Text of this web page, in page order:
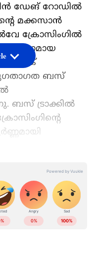
ഡേങ് റോഡിൽ
മക്കസാൻ
ക്രോസിംഗിൽ
ദാരുണമായ
ബസ്
ബസ് ട്രാക്കിൽ
ചെയ്തത്.
പ്രയോഗിക്കാൻ
ഗതാഗത വകുപ്പ്